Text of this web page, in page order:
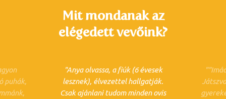
Mit mondanak az
elégedett vevőink?
puhák,
Anya olvassa, a fiúk (6 évesek
lesznek), élvezettel hallgatják.
Csak ajánlani tudom minden ovis